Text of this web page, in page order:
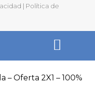
| Política de
– Oferta 2X1 – 100%